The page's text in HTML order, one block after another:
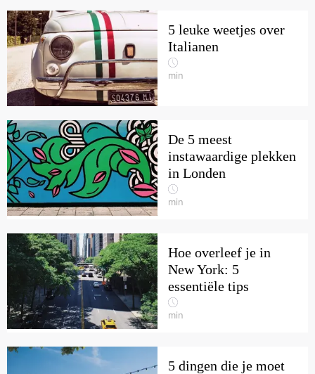
5 leuke weetjes over
Italianen
min
De 5 meest
instawaardige plekken
in Londen
min
Hoe overleef je in
New York: 5
essentiële tips
min
5 dingen die je moet